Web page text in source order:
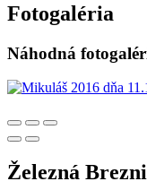
Fotogaléria
Náhodná
Železná